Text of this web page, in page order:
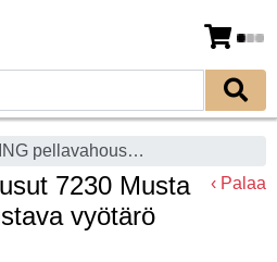
THING pellavahousut 7230 Musta leveät lahkeet joustava vyötärö sivutaskut
7230 Musta
vyötärö
‹ Palaa